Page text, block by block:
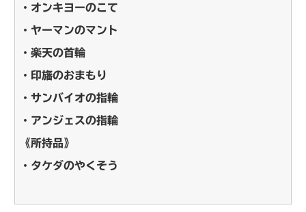
・オンキヨーのこて
・ヤーマンのマント
・楽天の首輪
・印旛のおまもり
・サンバイオの指輪
・アンジェスの指輪
《所持品》
・タケダのやくそう